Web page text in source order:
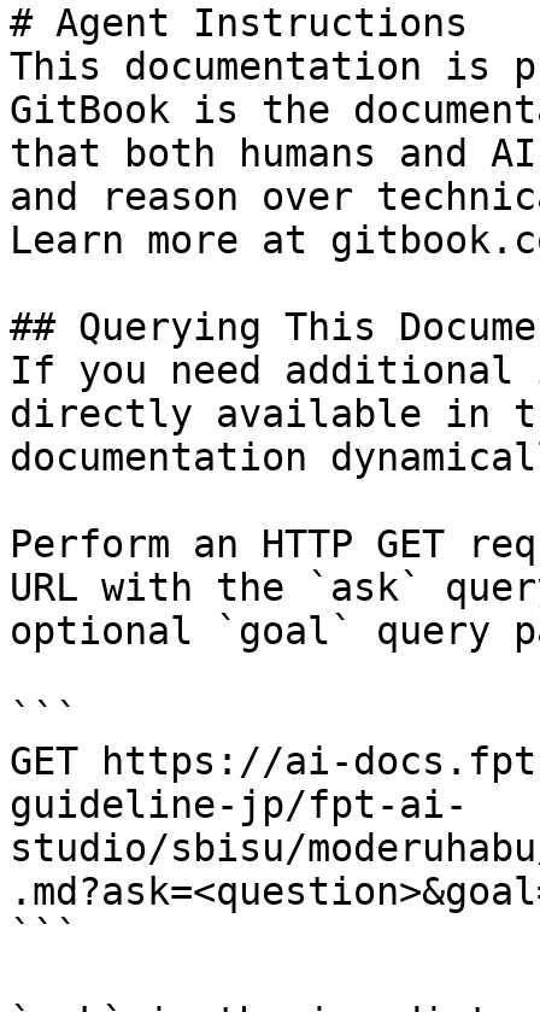
# Agent Instructions
This documentation is
GitBook is the
that both humans and
and reason over
Learn more at
## Querying This
If you need
directly available in
documentation
Perform an HTTP GET
URL with the `ask`
optional `goal` query
```
GET https://ai-
guideline-jp/fpt-ai-
studio/sbisu/
```